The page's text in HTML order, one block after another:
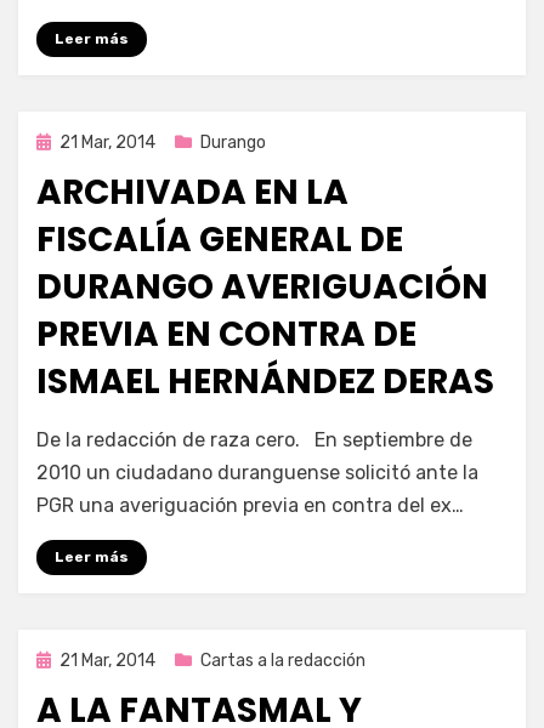
Leer más
Publicada
21 Mar, 2014 Durango
ARCHIVADA EN LA
FISCALÍA GENERAL DE
DURANGO AVERIGUACIÓN
PREVIA EN CONTRA DE
ISMAEL HERNÁNDEZ DERAS
por Enrique
De la redacción de raza cero. En septiembre de
2010 un ciudadano duranguense solicitó ante la
PGR una averiguación previa en contra del ex…
Leer más
Publicada
21 Mar, 2014 Cartas a la redacción
A LA FANTASMAL Y